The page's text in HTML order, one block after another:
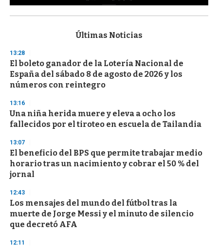
s
d
s
o
f
3
s
e
c
o
d
s
Últimas Noticias
13:28
El boleto ganador de la Lotería Nacional de
España del sábado 8 de agosto de 2026 y los
números con reintegro
13:16
Una niña herida muere y eleva a ocho los
fallecidos por el tiroteo en escuela de Tailandia
13:07
El beneficio del BPS que permite trabajar medio
horario tras un nacimiento y cobrar el 50 % del
jornal
12:43
Los mensajes del mundo del fútbol tras la
muerte de Jorge Messi y el minuto de silencio
que decretó AFA
12:11